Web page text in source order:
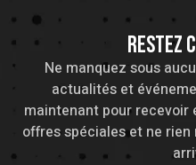
RESTEZ
Ne manquez sous
actualités et
maintenant pour recevoir
offres spéciales et ne